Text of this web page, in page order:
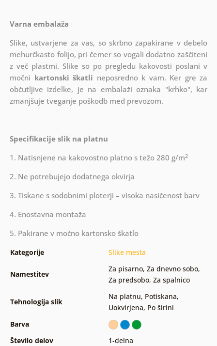
Varna embalaža
Slike, ustvarjene za vas, so skrbno zapakirane v debelo
mehurčkasto folijo, pri čemer so vogali dodatno zaščiteni
z več plastmi. Slike so po pregledu kakovosti poslani v
močni kartonski škatli neposredno k vam. Ker gre za
občutljive izdelke, je na embalaži oznaka "krhko", kar
zmanjšuje tveganje poškodb med prevozom.
Specifikacije slik na platnu
1. Natisnjene na kakovostno platno s težo 280 g/m2
2. Ne potrebujejo dodatnega okvirja
3. Tiskane s sodobnimi ploterji – visoka nasičenost barv
4. Enostavna montaža
5. Pakirane v močno kartonsko škatlo
Kategorije Slike mesta
Namestitev
Za pisarno, Za dnevno sobo,
Za predsobo, Za spalnico
Tehnologija slik
Na platnu, Potiskana,
Uokvirjena, Po širini
Barva
Število delov
1-delna